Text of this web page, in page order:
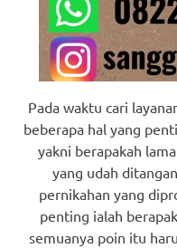
Pada waktu cari
beberapa hal yang
yakni berapakah
yang udah
pernikahan yang
penting ialah
semuanya poin itu